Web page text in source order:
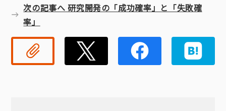
次の記事へ 研究開発の「成功確率」と「失敗確
率」
リンクコピー Twitter